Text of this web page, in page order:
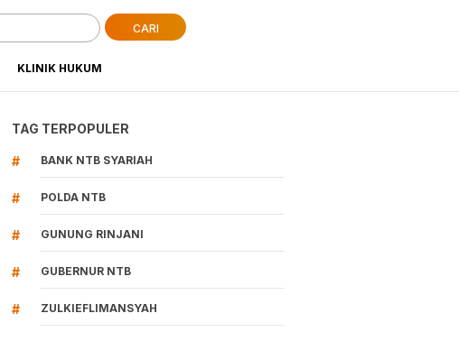
CARI
KLINIK HUKUM
TAG TERPOPULER
# BANK NTB SYARIAH
# POLDA NTB
# GUNUNG RINJANI
# GUBERNUR NTB
# ZULKIEFLIMANSYAH